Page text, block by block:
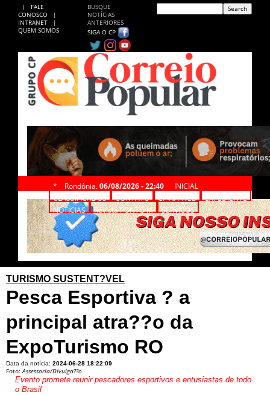
|
FALE
CONOSCO
|
INTRANET
|
QUEM SOMOS
BUSQUE
NOTÍCIAS
ANTERIORES
SIGA O CP
* Rondônia, 06/08/2026 - 22:40
INICIAL
CLASSIFICADOS
CONTATO CP NA WEB
EXPEDIENTE
NOTÍCIAS
Revista PONTO M SERVIÇOS
TURISMO SUSTENT?VEL
Pesca Esportiva ? a
principal atra??o da
ExpoTurismo RO
Data da notícia: 2024-06-28 18:22:09
Foto:Assessoria/Divulga??o
Evento promete reunir pescadores esportivos e entusiastas de todo
o Brasil